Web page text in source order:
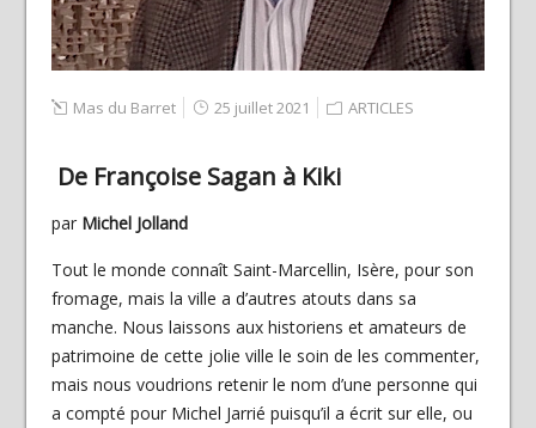
Mas du Barret 25 juillet 2021 ARTICLES
De Françoise Sagan à Kiki
par Michel Jolland
Tout le monde connaît Saint-Marcellin, Isère, pour son
fromage, mais la ville a d’autres atouts dans sa
manche. Nous laissons aux historiens et amateurs de
patrimoine de cette jolie ville le soin de les commenter,
mais nous voudrions retenir le nom d’une personne qui
a compté pour Michel Jarrié puisqu’il a écrit sur elle, ou